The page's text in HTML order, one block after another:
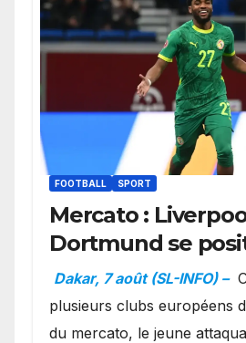
FOOTBALL SPORT
Mercato :
Dortmund se
en favoris pour
Ibrahim Mbaye
Dakar, 7 août (SL-INFO) –
plusieurs clubs européens
du mercato, le jeune